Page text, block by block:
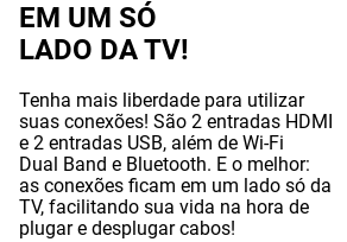
EM UM SÓ
LADO DA TV!
Tenha mais liberdade para utilizar
suas conexões! São 2 entradas HDMI
e 2 entradas USB, além de Wi-Fi
Dual Band e Bluetooth. E o melhor:
as conexões ficam em um lado só da
TV, facilitando sua vida na hora de
plugar e desplugar cabos!